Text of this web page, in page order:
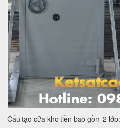
Cấu tạo cửa kho tiền bao gồm 2 lớp: